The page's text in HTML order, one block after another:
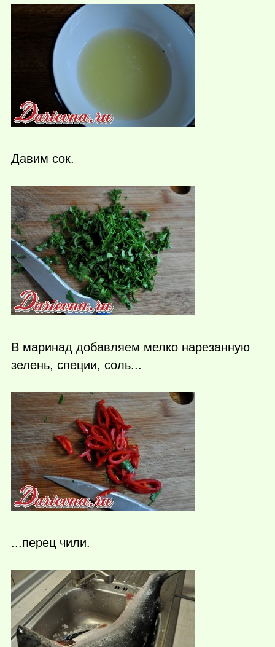
Давим сок.
В маринад добавляем мелко нарезанную
зелень, специи, соль...
...перец чили.